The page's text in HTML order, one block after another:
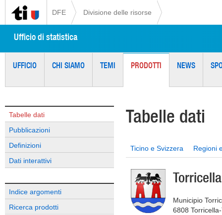
DFE Divisione delle risorse
Ufficio di statistica
UFFICIO CHI SIAMO TEMI PRODOTTI NEWS
Tabelle dati
Pubblicazioni
Definizioni
Dati interattivi
Indice argomenti
Ricerca prodotti
Tabelle dati
Ticino e Svizzera Regioni
Municipio
6808